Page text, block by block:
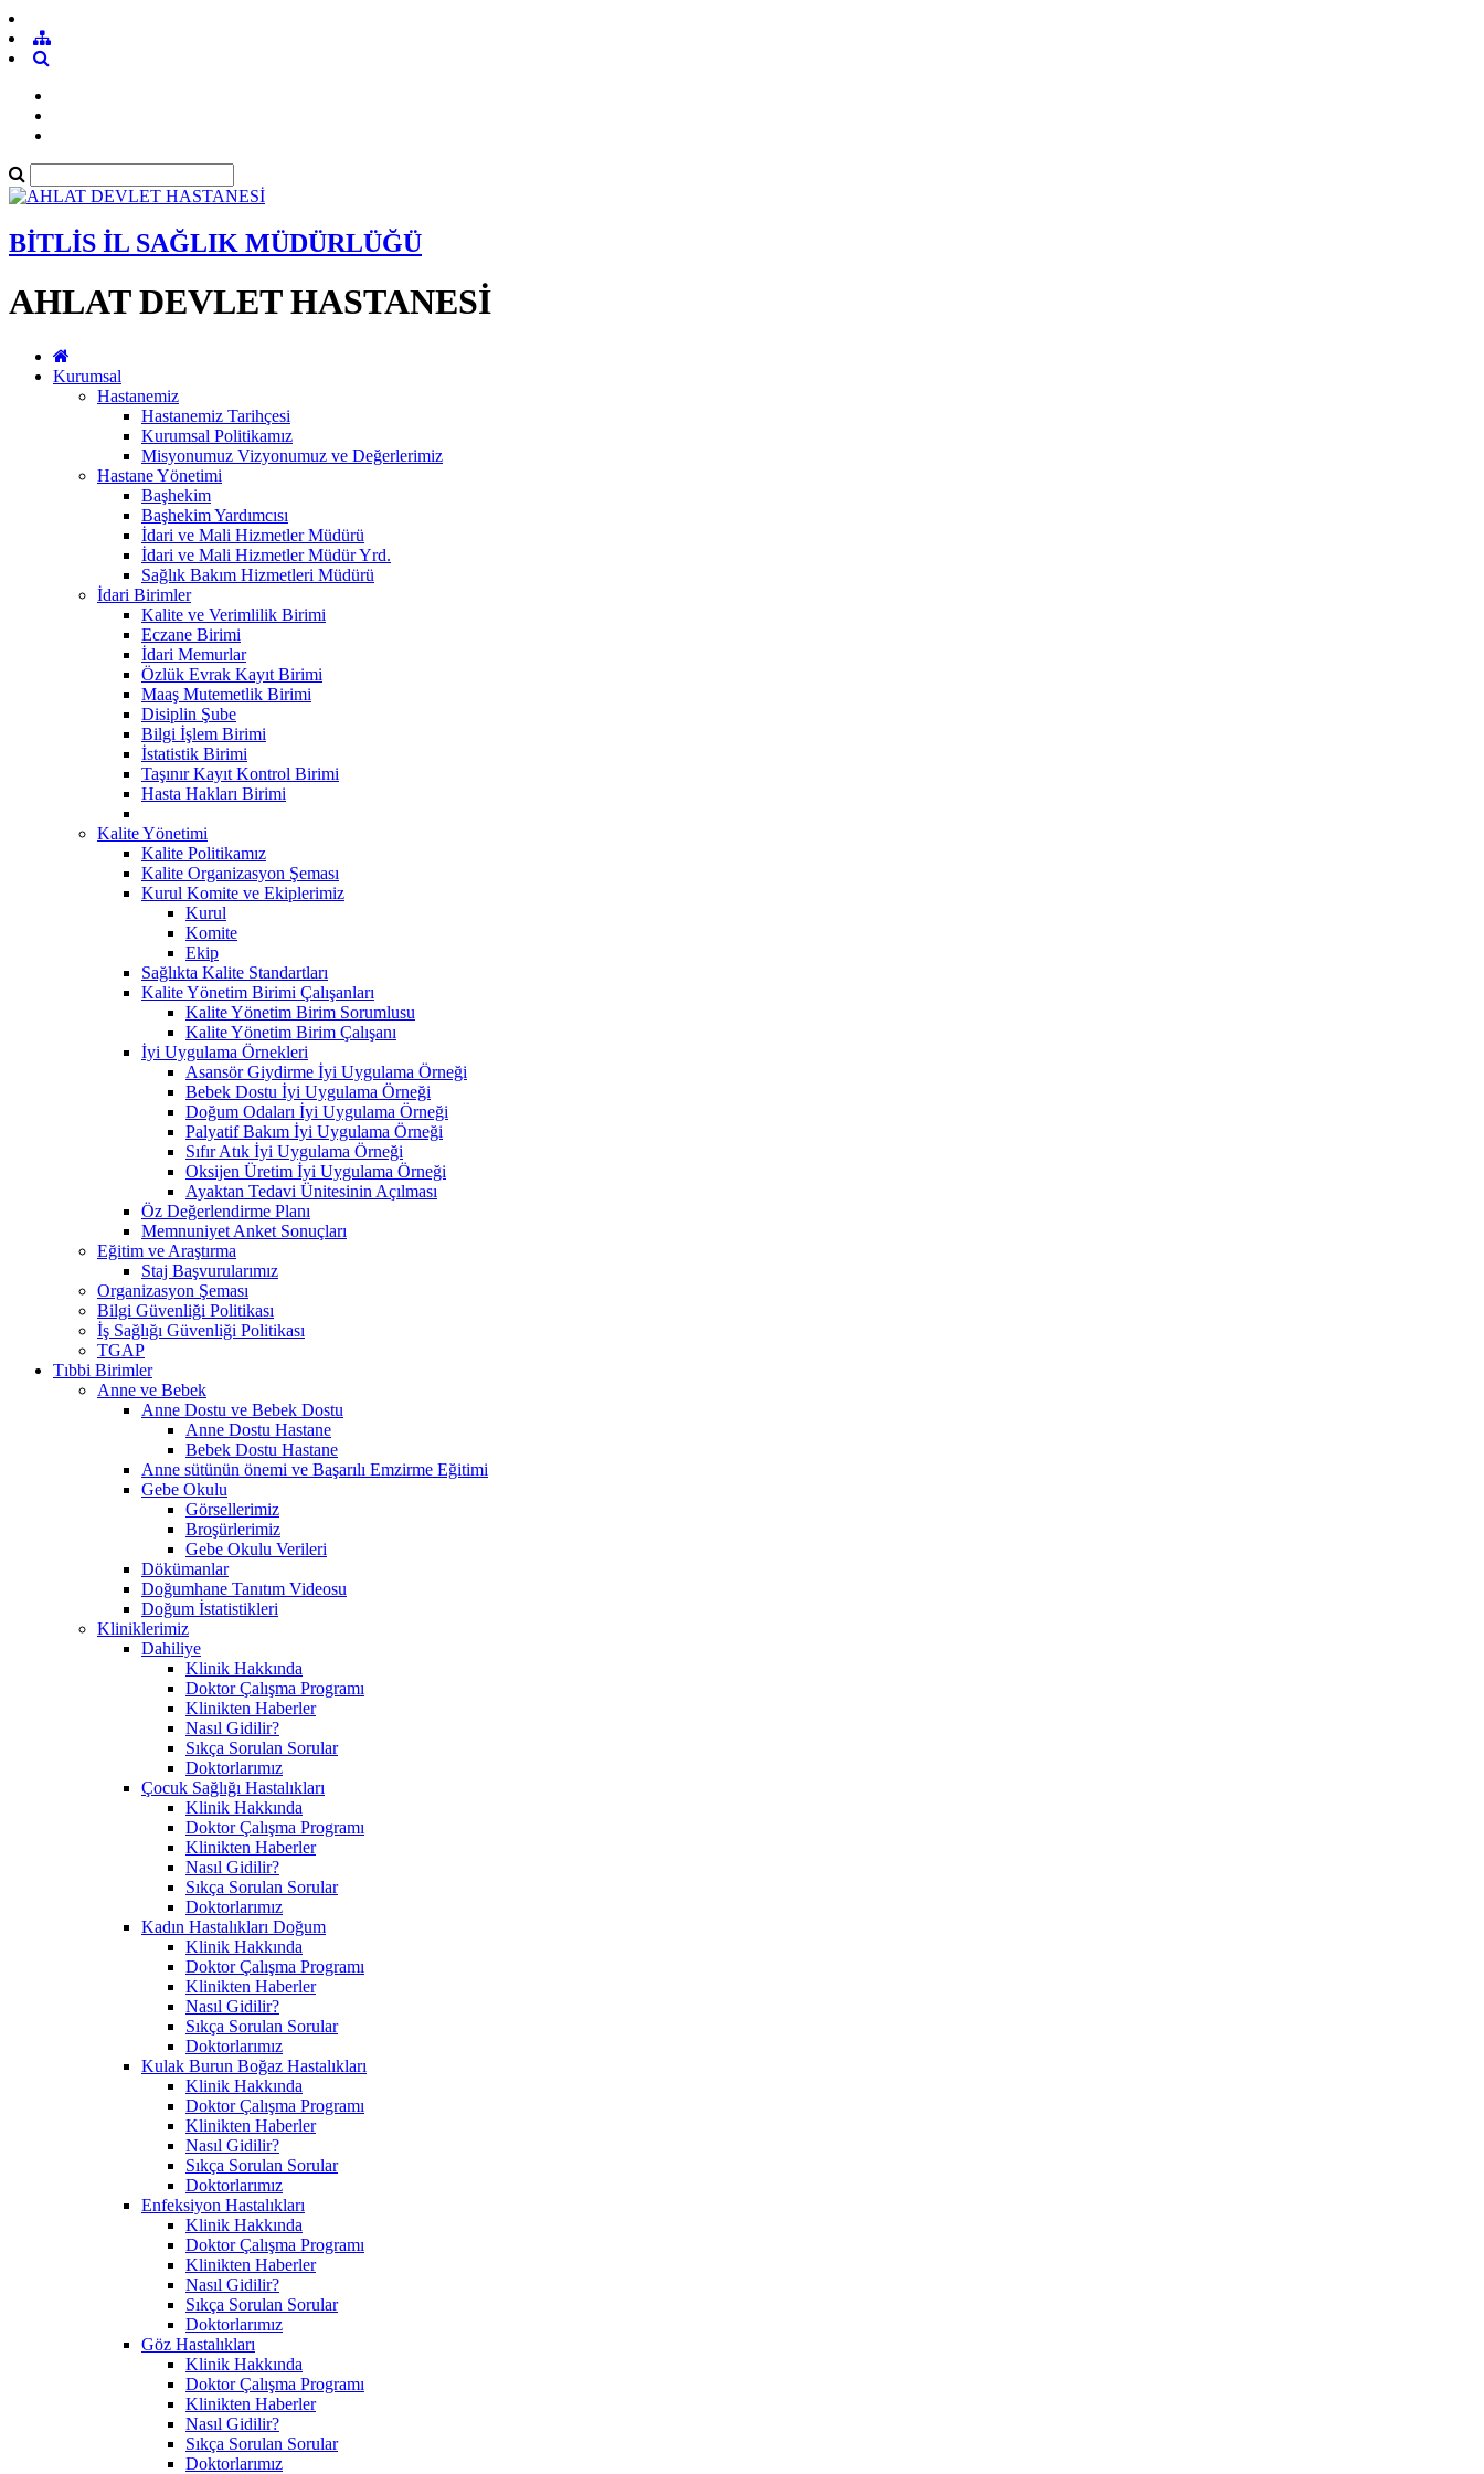
BİTLİS İL SAĞLIK MÜDÜRLÜĞÜ
AHLAT DEVLET HASTANESİ
Kurumsal
Hastanemiz
Hastanemiz Tarihçesi
Kurumsal Politikamız
Misyonumuz Vizyonumuz ve Değerlerimiz
Hastane Yönetimi
Başhekim
Başhekim Yardımcısı
İdari ve Mali Hizmetler Müdürü
İdari ve Mali Hizmetler Müdür Yrd.
Sağlık Bakım Hizmetleri Müdürü
İdari Birimler
Kalite ve Verimlilik Birimi
Eczane Birimi
İdari Memurlar
Özlük Evrak Kayıt Birimi
Maaş Mutemetlik Birimi
Disiplin Şube
Bilgi İşlem Birimi
İstatistik Birimi
Taşınır Kayıt Kontrol Birimi
Hasta Hakları Birimi
Kalite Yönetimi
Kalite Politikamız
Kalite Organizasyon Şeması
Kurul Komite ve Ekiplerimiz
Kurul
Komite
Ekip
Sağlıkta Kalite Standartları
Kalite Yönetim Birimi Çalışanları
Kalite Yönetim Birim Sorumlusu
Kalite Yönetim Birim Çalışanı
İyi Uygulama Örnekleri
Asansör Giydirme İyi Uygulama Örneği
Bebek Dostu İyi Uygulama Örneği
Doğum Odaları İyi Uygulama Örneği
Palyatif Bakım İyi Uygulama Örneği
Sıfır Atık İyi Uygulama Örneği
Oksijen Üretim İyi Uygulama Örneği
Ayaktan Tedavi Ünitesinin Açılması
Öz Değerlendirme Planı
Memnuniyet Anket Sonuçları
Eğitim ve Araştırma
Staj Başvurularımız
Organizasyon Şeması
Bilgi Güvenliği Politikası
İş Sağlığı Güvenliği Politikası
TGAP
Tıbbi Birimler
Anne ve Bebek
Anne Dostu ve Bebek Dostu
Anne Dostu Hastane
Bebek Dostu Hastane
Anne sütünün önemi ve Başarılı Emzirme Eğitimi
Gebe Okulu
Görsellerimiz
Broşürlerimiz
Gebe Okulu Verileri
Dökümanlar
Doğumhane Tanıtım Videosu
Doğum İstatistikleri
Kliniklerimiz
Dahiliye
Klinik Hakkında
Doktor Çalışma Programı
Klinikten Haberler
Nasıl Gidilir?
Sıkça Sorulan Sorular
Doktorlarımız
Çocuk Sağlığı Hastalıkları
Klinik Hakkında
Doktor Çalışma Programı
Klinikten Haberler
Nasıl Gidilir?
Sıkça Sorulan Sorular
Doktorlarımız
Kadın Hastalıkları Doğum
Klinik Hakkında
Doktor Çalışma Programı
Klinikten Haberler
Nasıl Gidilir?
Sıkça Sorulan Sorular
Doktorlarımız
Kulak Burun Boğaz Hastalıkları
Klinik Hakkında
Doktor Çalışma Programı
Klinikten Haberler
Nasıl Gidilir?
Sıkça Sorulan Sorular
Doktorlarımız
Enfeksiyon Hastalıkları
Klinik Hakkında
Doktor Çalışma Programı
Klinikten Haberler
Nasıl Gidilir?
Sıkça Sorulan Sorular
Doktorlarımız
Göz Hastalıkları
Klinik Hakkında
Doktor Çalışma Programı
Klinikten Haberler
Nasıl Gidilir?
Sıkça Sorulan Sorular
Doktorlarımız